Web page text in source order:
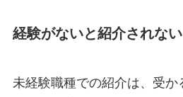
経験がないと紹介されない
未経験職種での紹介は、受